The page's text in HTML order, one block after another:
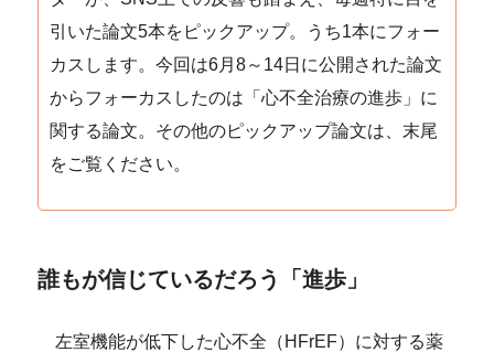
引いた論文5本をピックアップ。うち1本にフォー
カスします。今回は6月8～14日に公開された論文
からフォーカスしたのは「心不全治療の進歩」に
関する論文。その他のピックアップ論文は、末尾
をご覧ください。
誰もが信じているだろう「進歩」
左室機能が低下した心不全（HFrEF）に対する薬